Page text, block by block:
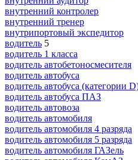
внутренний контролер
внутренний тренер
внутрипортовый экспедитор
водитель 5
водитель 1 класса
водитель автобетоносмесителя
водитель автобуса
водитель автобуса (категории
водитель автобуса ПАЗ
водитель автовоза
водитель автомобиля
водитель автомобиля 4 разряда
водитель автомобиля 5 разряда
водитель автомобиля ГАЗель